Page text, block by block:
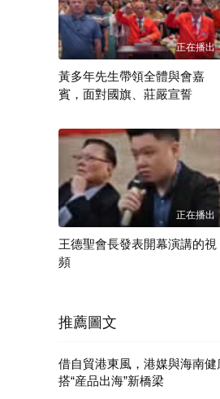
正在播出
黃多年先生帶領全體與會嘉
賓，面對國旗、莊嚴宣誓
正在播出
王德聖會長發表開幕演講的視
頻
推薦圖文
借自貿港東風，港媒與海南健
搭“産品出海”新橋梁